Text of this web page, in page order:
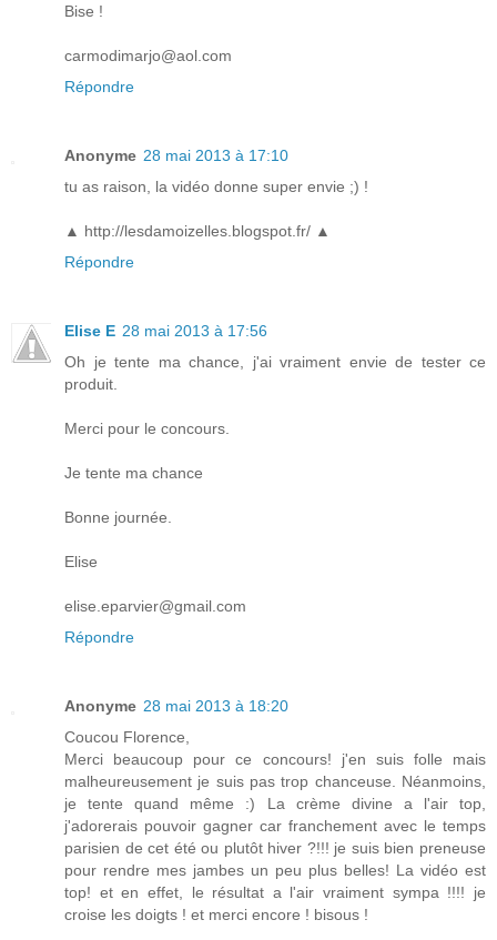
Bise !
carmodimarjo@aol.com
Répondre
Anonyme 28 mai 2013 à 17:10
tu as raison, la vidéo donne super envie ;) !
▲ http://lesdamoizelles.blogspot.fr/ ▲
Répondre
Elise E 28 mai 2013 à 17:56
Oh je tente ma chance, j'ai vraiment envie de tester ce
produit.
Merci pour le concours.
Je tente ma chance
Bonne journée.
Elise
elise.eparvier@gmail.com
Répondre
Anonyme 28 mai 2013 à 18:20
Coucou Florence,
Merci beaucoup pour ce concours! j'en suis folle mais
malheureusement je suis pas trop chanceuse. Néanmoins,
je tente quand même :) La crème divine a l'air top,
j'adorerais pouvoir gagner car franchement avec le temps
parisien de cet été ou plutôt hiver ?!!! je suis bien preneuse
pour rendre mes jambes un peu plus belles! La vidéo est
top! et en effet, le résultat a l'air vraiment sympa !!!! je
croise les doigts ! et merci encore ! bisous !